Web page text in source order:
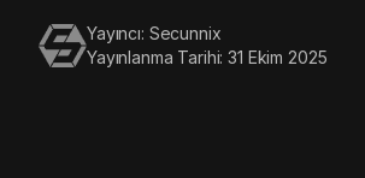
Yayıncı: Secunnix
Yayınlanma Tarihi: 31 Ekim 2025